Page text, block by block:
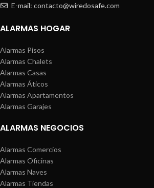
E-mail: contacto@wiredosafe.com
ALARMAS HOGAR
Alarmas Pisos
Alarmas Chalets
Alarmas Casas
Alarmas Áticos
Alarmas Apartamentos
Alarmas Garajes
ALARMAS NEGOCIOS
Alarmas Comercios
Alarmas Oficinas
Alarmas Naves
Alarmas Tiendas